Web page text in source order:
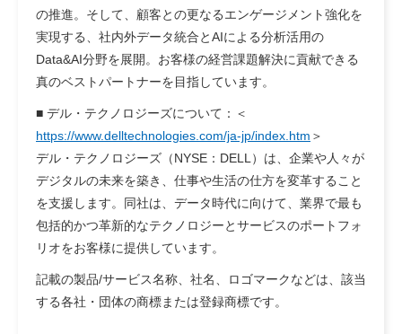
の推進。そして、顧客との更なるエンゲージメント強化を
実現する、社内外データ統合とAIによる分析活用の
Data&AI分野を展開。お客様の経営課題解決に貢献できる
真のベストパートナーを目指しています。
■ デル・テクノロジーズについて：＜
https://www.delltechnologies.com/ja-jp/index.htm ＞
デル・テクノロジーズ（NYSE：DELL）は、企業や人々が
デジタルの未来を築き、仕事や生活の仕方を変革すること
を支援します。同社は、データ時代に向けて、業界で最も
包括的かつ革新的なテクノロジーとサービスのポートフォ
リオをお客様に提供しています。
記載の製品/サービス名称、社名、ロゴマークなどは、該当
する各社・団体の商標または登録商標です。